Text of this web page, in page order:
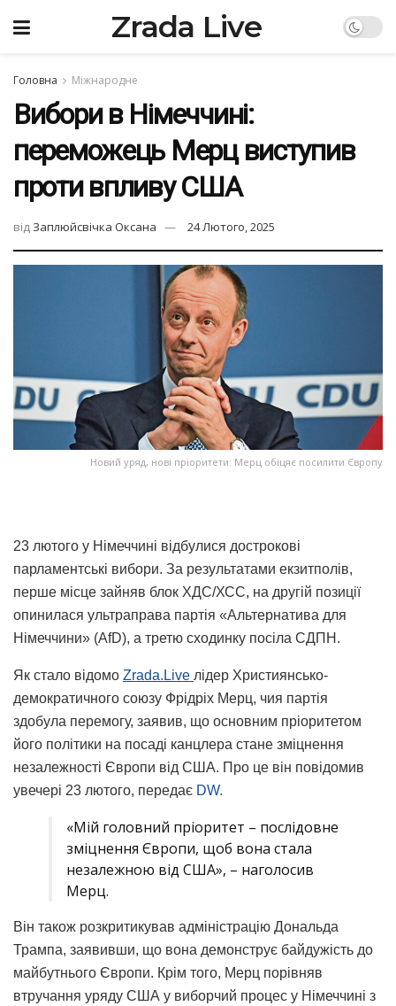
Zrada Live
Головна Міжнародне
Вибори в Німеччині:
переможець Мерц виступив
проти впливу США
від Заплюйсвічка Оксана 24 Лютого, 2025
Новий уряд, нові пріоритети: Мерц обіцяє посилити Європу
23 лютого у Німеччині відбулися дострокові
парламентські вибори. За результатами екзитполів,
перше місце зайняв блок ХДС/ХСС, на другій позиції
опинилася ультраправа партія «Альтернатива для
Німеччини» (AfD), а третю сходинку посіла СДПН.
Як стало відомо Zrada.Live лідер Християнсько-
демократичного союзу Фрідріх Мерц, чия партія
здобула перемогу, заявив, що основним пріоритетом
його політики на посаді канцлера стане зміцнення
незалежності Європи від США. Про це він повідомив
увечері 23 лютого, передає DW.
«Мій головний пріоритет – послідовне
зміцнення Європи, щоб вона стала
незалежною від США», – наголосив
Мерц.
Він також розкритикував адміністрацію Дональда
Трампа, заявивши, що вона демонструє байдужість до
майбутнього Європи. Крім того, Мерц порівняв
втручання уряду США у виборчий процес у Німеччині з